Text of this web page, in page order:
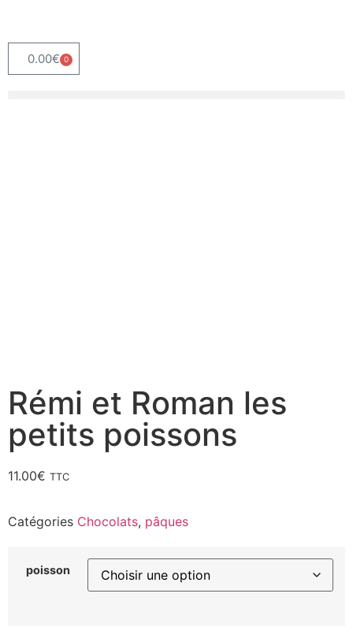
0.00€ 0
Rémi et Roman les
petits poissons
11.00€ TTC
Catégories Chocolats, pâques
poisson